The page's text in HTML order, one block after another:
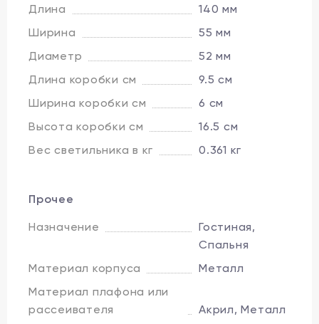
Длина
140 мм
Ширина
55 мм
Диаметр
52 мм
Длина коробки см
9.5 см
Ширина коробки см
6 см
Высота коробки см
16.5 см
Вес светильника в кг
0.361 кг
Прочее
Назначение
Гостиная,
Спальня
Материал корпуса
Металл
Материал плафона или
рассеивателя
Акрил, Металл